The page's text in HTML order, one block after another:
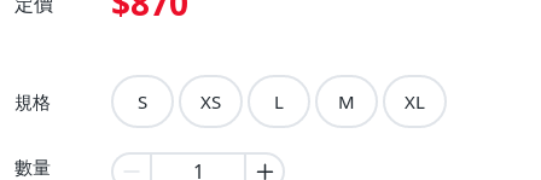
規格 S XS L M XL
數量